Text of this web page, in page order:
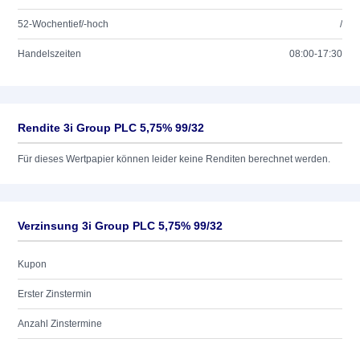
52-Wochentief/-hoch /
Handelszeiten 08:00-17:30
Rendite 3i Group PLC 5,75% 99/32
Für dieses Wertpapier können leider keine Renditen berechnet werden.
Verzinsung 3i Group PLC 5,75% 99/32
Kupon
Erster Zinstermin
Anzahl Zinstermine